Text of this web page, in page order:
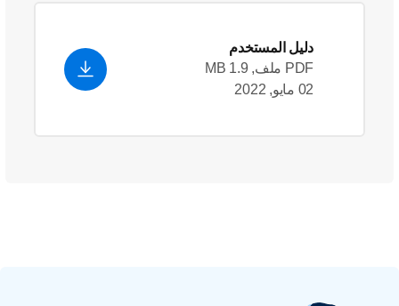
دليل المستخدم
PDF ملف, 1.9 MB
02 مايو, 2022